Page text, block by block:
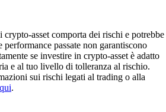
asset comporta dei rischi e potrebbe
performance passate non garantiscono
se investire in crypto-asset è adatto
e al tuo livello di tolleranza al rischio.
sui rischi legati al trading o alla
qui.